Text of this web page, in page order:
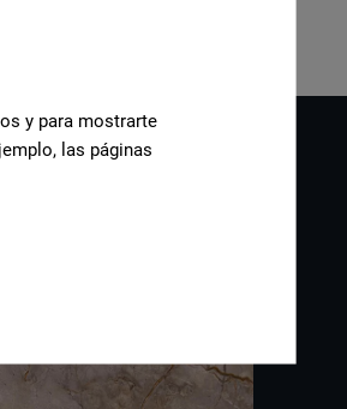
y para mostrarte
las páginas